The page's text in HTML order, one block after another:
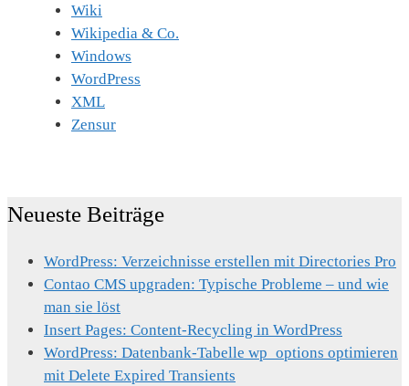
Wiki
Wikipedia & Co.
Windows
WordPress
XML
Zensur
Neueste Beiträge
WordPress: Verzeichnisse erstellen mit Directories Pro
Contao CMS upgraden: Typische Probleme – und wie
man sie löst
Insert Pages: Content-Recycling in WordPress
WordPress: Datenbank-Tabelle wp_options optimieren
mit Delete Expired Transients